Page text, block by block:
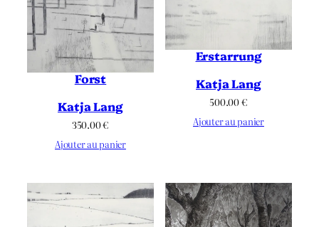
Forst
Katja Lang
350.00€
Ajouter au panier
Erstarrung
Katja Lang
500.00€
Ajouter au panier